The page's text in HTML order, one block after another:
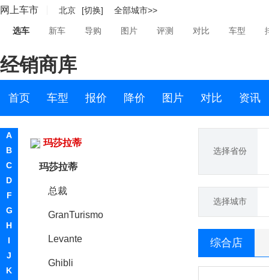
网上车市 北京 [切换] 全部城市>>
选车 新车 导购 图片 评测 对比 车型
经销商库
首页 车型 报价 降价 图片 对比 资讯
A
B
C
D
F
G
H
I
J
K
麦格纳
迈凯伦
Mansory
玛莎拉蒂
玛莎拉蒂
总裁
GranTurismo
Levante
Ghibli
选择省份
选择城市
综合店